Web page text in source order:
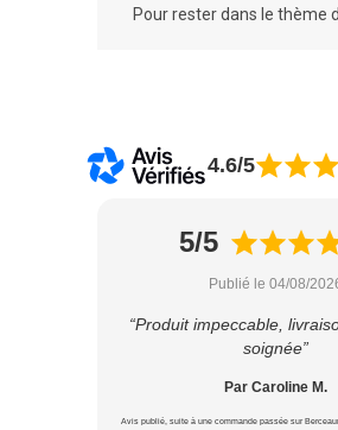
Pour rester dans le thème
4.6/5
5/5
Publié le 04/08/
“Produit impeccable,
soignée”
Par Caroline M.
Avis publié, suite à une commande passée sur